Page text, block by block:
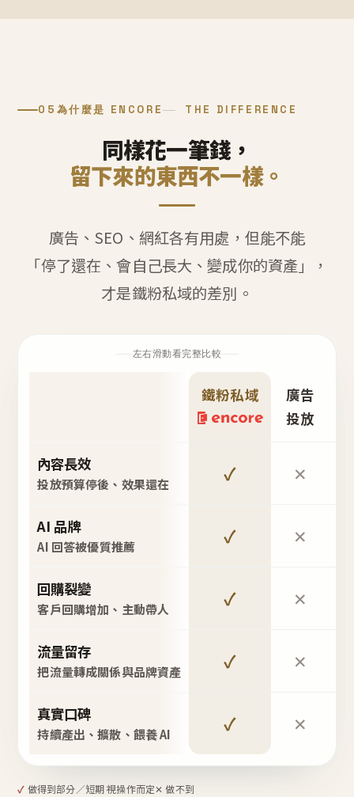
05 為什麼是 ENCORE THE DIFFERENCE
同樣花一筆錢，
留下來的東西不一樣。
廣告、SEO、網紅各有用處，但能不能
「停了還在、會自己長大、變成你的資產」，
才是鐵粉私域的差別。
左右滑動看完整比較
鐵粉私域
廣告
投放
內容長效
投放預算停後、效果還在 ✓ ✕
AI 品牌
AI 回答被優質推薦 ✓ ✕
回購裂變
客戶回購增加、主動帶人 ✓ ✕
流量留存
把流量轉成關係與品牌資產 ✓ ✕
真實口碑
持續產出、擴散、餵養 AI ✓ ✕
✓ 做得到部分／短期 視操作而定✕ 做不到